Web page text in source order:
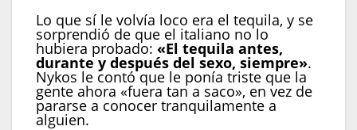
Lo que sí le volvía loco era el tequila, y se
sorprendió de que el italiano no lo
hubiera probado: «El tequila antes,
durante y después del sexo, siempre».
Nykos le contó que le ponía triste que la
gente ahora «fuera tan a saco», en vez de
pararse a conocer tranquilamente a
alguien.